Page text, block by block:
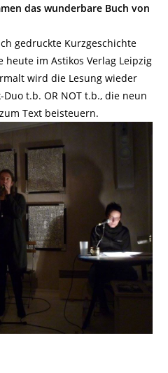
das wunderbare Buch von
gedruckte Kurzgeschichte
heute im Astikos Verlag Leipzig
wird die Lesung wieder
t.b. OR NOT t.b., die neun
Text beisteuern.